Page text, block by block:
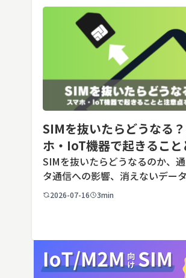
SIMを抜いたらどうなる
ホ・IoT機器で起きること
点を解説
SIMを抜いたらどうなるのか、
タ通信への影響、消えないデー
端末譲渡時の注意点を整理。さら
2026-07-16 3min